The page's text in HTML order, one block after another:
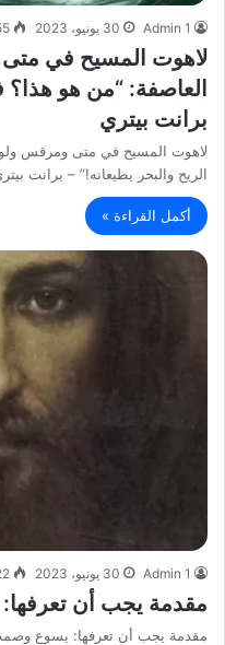
Admin 1 30 يونيو، 2023
العاصفة: “من هو هذا؟
برانت بيتري
الريح والبحر يطيعانه!” – برانت
أكمل القراءة »
Admin 1 30 يونيو، 2023
مقدمة يجب أن
مقدمة يجب أن تعرفها: يسوع